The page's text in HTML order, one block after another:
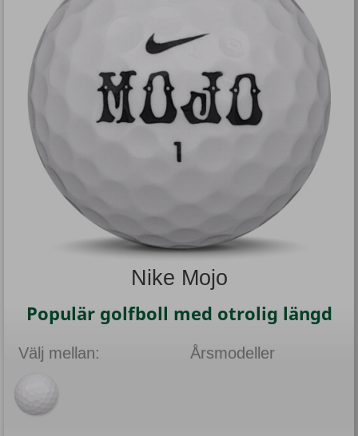
Nike Mojo
Populär golfboll med otrolig längd
Välj mellan: Årsmodeller